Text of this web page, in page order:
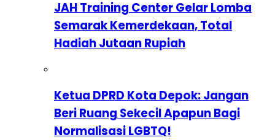
JAH Training Center Gelar Lomba
Semarak Kemerdekaan, Total
Hadiah Jutaan Rupiah
Ketua DPRD Kota Depok: Jangan
Beri Ruang Sekecil Apapun Bagi
Normalisasi LGBTQ!